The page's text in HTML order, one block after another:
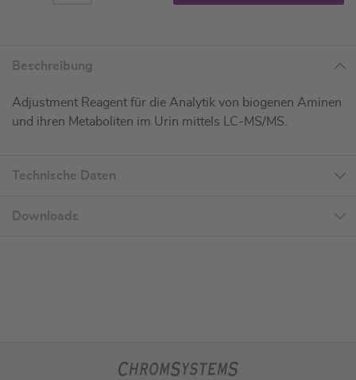
Beschreibung
Adjustment Reagent für die Analytik von biogenen Aminen
und ihren Metaboliten im Urin mittels LC-MS/MS.
Technische Daten
Downloads